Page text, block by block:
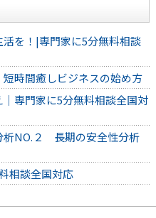
を！|専門家に5分無料相談
時間癒しビジネスの始め方
専門家に5分無料相談全国対
析NO.２ 長期の安全性分析
相談全国対応